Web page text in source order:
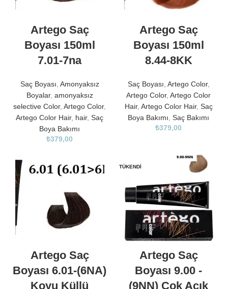
Artego Saç
Boyası 150ml
7.01-7na
Saç Boyası Amonyaksız
Boyalar, amonyaksız
selective Color, Artego Color,
Artego Color Hair, hair, Saç
Boya Bakımı
₺379,00
Artego Saç
Boyası 150ml
8.44-8KK
Saç Boyası Artego Color,
Artego Color, Artego Color
Hair, Artego Color Hair, Saç
Boya Bakımı Saç Bakımı
₺379,00
Artego Saç
Boyası 6.01-(6NA)
Koyu Küllü
TÜKENDI
Artego Saç
Boyası 9.00 -
(9NN) Çok Açık